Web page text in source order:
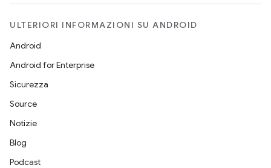
ULTERIORI INFORMAZIONI SU ANDROID
Android
Android for Enterprise
Sicurezza
Source
Notizie
Blog
Podcast